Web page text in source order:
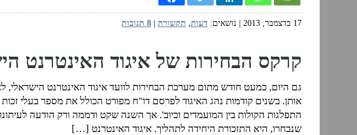
17 בדצמבר, 2013 | נושאים: דעות תקשורת | 8 תגובות
קרקס הבחירות של איגוד האינטרנט
גם היום, כמעט חודש מתום מערכת הבחירות לוועד איגוד האינטרנט הישראלי,
אותן. בשנים קודמות נהג האיגוד לפרסם דו"ח מפורט הכולל את מספר בעלי
התפלגות הקולות בין המועמדים וכיוב'. אך השנה שקט ודממה ורק הודעה
שנבחרו, היא התזכורת היחידה לתהליך. איגוד האינטרנט […]